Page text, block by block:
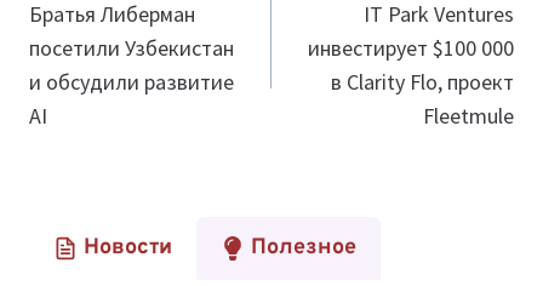
по
записям
Братья Либерман
посетили Узбекистан
и обсудили развитие
AI
IT Park Ventures
инвестирует $100 000
в Clarity Flo, проект
Fleetmule
Новости Полезное